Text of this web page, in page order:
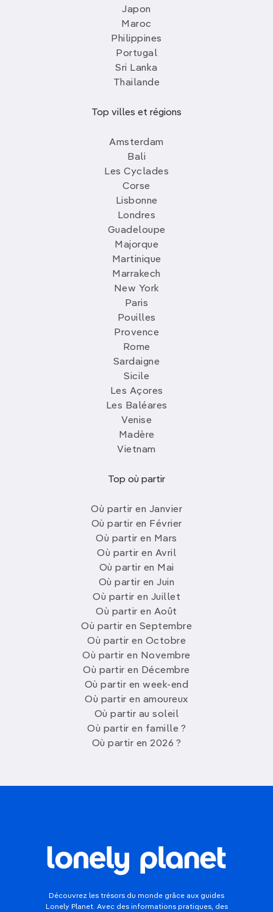
Japon
Maroc
Philippines
Portugal
Sri Lanka
Thailande
Top villes et régions
Amsterdam
Bali
Les Cyclades
Corse
Lisbonne
Londres
Guadeloupe
Majorque
Martinique
Marrakech
New York
Paris
Pouilles
Provence
Rome
Sardaigne
Sicile
Les Açores
Les Baléares
Venise
Madère
Vietnam
Top où partir
Où partir en Janvier
Où partir en Février
Où partir en Mars
Où partir en Avril
Où partir en Mai
Où partir en Juin
Où partir en Juillet
Où partir en Août
Où partir en Septembre
Où partir en Octobre
Où partir en Novembre
Où partir en Décembre
Où partir en week-end
Où partir en amoureux
Où partir au soleil
Où partir en famille ?
Où partir en 2026 ?
Découvrez les trésors du monde grâce aux guides
Lonely Planet. Avec des informations pratiques, des